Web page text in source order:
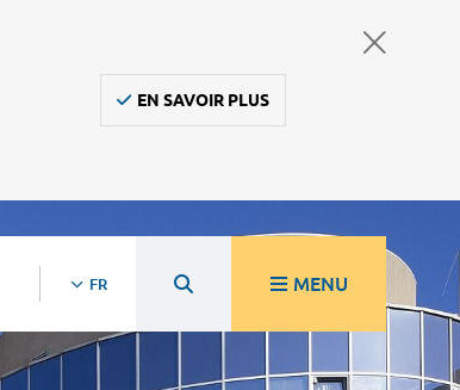
EN SAVOIR PLUS
FR MENU